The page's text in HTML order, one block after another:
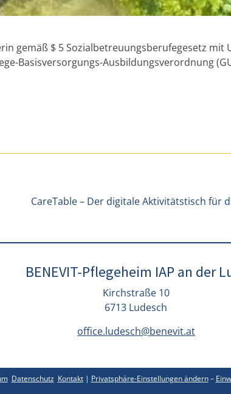
gemäß $ 5 Sozialbetreuungsberufegesetz
Basisversorgungs-Ausbildungsverordnung
BENEVIT-Pflegeheim IAP an der
Kirchstraße 10
6713 Ludesch
office.ludesch@benevit.at
Datenschutz Kontakt| Privatsphäre-Einstellungen ändern–